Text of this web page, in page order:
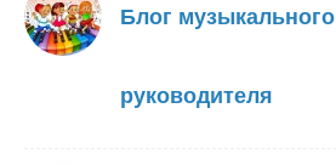
Блог музыкального
руководителя